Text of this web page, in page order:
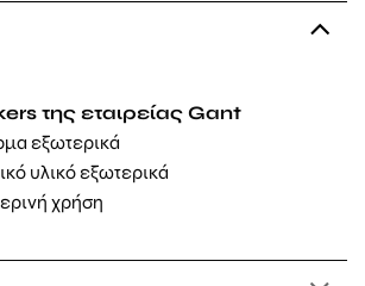
της εταιρείας Gant
εξωτερικά
υλικόεξωτερικά
χρήση